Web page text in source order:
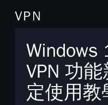
VPN
Windows
VPN 功
定使用教